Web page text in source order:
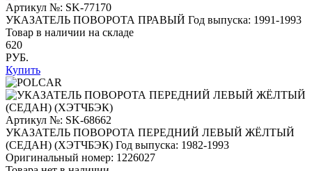
Артикул №: SK-77170
УКАЗАТЕЛЬ ПОВОРОТА ПРАВЫЙ Год выпуска: 1991-1993
Товар в наличии на складе
620
РУБ.
Купить
Артикул №: SK-68662
УКАЗАТЕЛЬ ПОВОРОТА ПЕРЕДНИЙ ЛЕВЫЙ ЖЁЛТЫЙ
(СЕДАН) (ХЭТЧБЭК) Год выпуска: 1982-1993
Оригинальный номер: 1226027